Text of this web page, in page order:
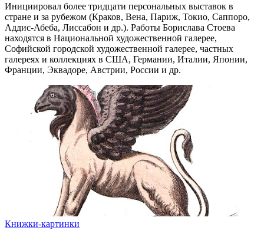
Инициировал более тридцати персональных выставок в
стране и за рубежом (Краков, Вена, Париж, Токио, Саппоро,
Аддис-Абеба, Лиссабон и др.). Работы Борислава Стоева
находятся в Национальной художественной галерее,
Софийской городской художественной галерее, частных
галереях и коллекциях в США, Германии, Италии, Японии,
Франции, Эквадоре, Австрии, России и др.
Книжки-картинки